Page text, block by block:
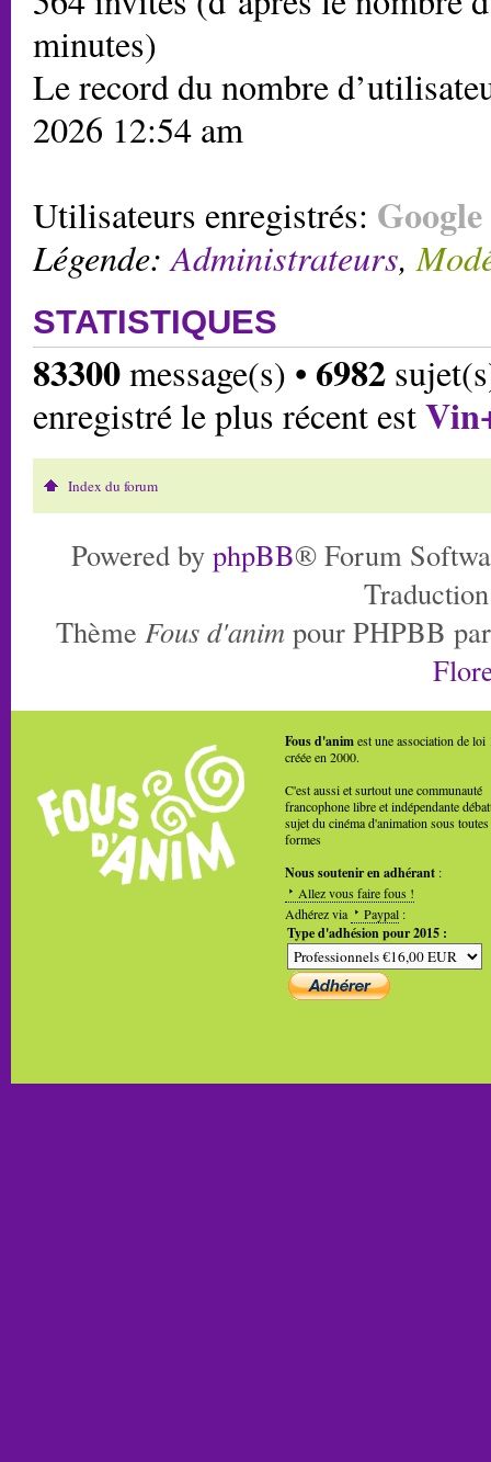
minutes)
Le record du nombre
2026 12:54 am
Utilisateurs enregistrés:
Légende:Administrateurs,
STATISTIQUES
83300message(s) • 6982
enregistré le plus récent est
Index du forum
Powered by phpBB® Forum
Thème Fous d'anim pour PHPBB
Fous d'animest une association de loi
créée en 2000.
C'est aussi et surtout une communauté
francophone libre et indépendante
sujet du cinéma d'animation sous toutes
formes
Nous soutenir en adhérant :
Allez vous faire fous !
Adhérez via
Paypal :
Type d'adhésion pour 2015 :